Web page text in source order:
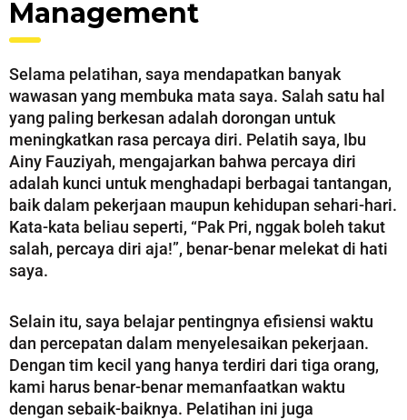
Management
Selama pelatihan, saya mendapatkan banyak
wawasan yang membuka mata saya. Salah satu hal
yang paling berkesan adalah dorongan untuk
meningkatkan rasa percaya diri. Pelatih saya, Ibu
Ainy Fauziyah, mengajarkan bahwa percaya diri
adalah kunci untuk menghadapi berbagai tantangan,
baik dalam pekerjaan maupun kehidupan sehari-hari.
Kata-kata beliau seperti, “Pak Pri, nggak boleh takut
salah, percaya diri aja!”, benar-benar melekat di hati
saya.
Selain itu, saya belajar pentingnya efisiensi waktu
dan percepatan dalam menyelesaikan pekerjaan.
Dengan tim kecil yang hanya terdiri dari tiga orang,
kami harus benar-benar memanfaatkan waktu
dengan sebaik-baiknya. Pelatihan ini juga